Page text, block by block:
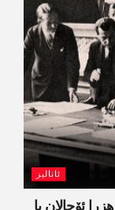
ئانالیز
دە هزرا ئۆجالان یا